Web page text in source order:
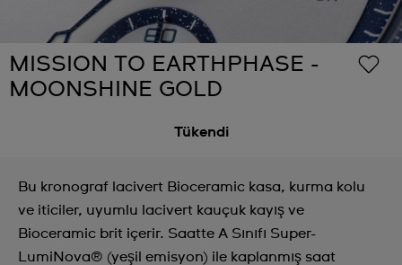
MISSION TO EARTHPHASE -
MOONSHINE GOLD
Tükendi
Bu kronograf lacivert Bioceramic kasa, kurma kolu
ve iticiler, uyumlu lacivert kauçuk kayış ve
Bioceramic brit içerir. Saatte A Sınıfı Super-
LumiNova® (yeşil emisyon) ile kaplanmış saat